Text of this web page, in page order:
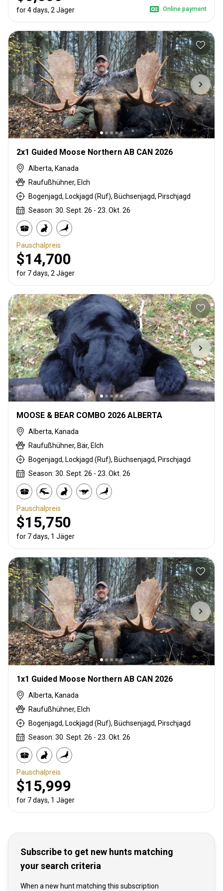
for 4 days, 2 Jäger Online payment
2x1 Guided Moose Northern AB CAN 2026
Alberta, Kanada
Raufußhühner, Elch
Bogenjagd, Lockjagd (Ruf), Büchsenjagd, Pirschjagd
Season: 30. Sept. 26 - 23. Okt. 26
Pauschalpreis
$14,700
for 7 days, 2 Jäger
MOOSE & BEAR COMBO 2026 ALBERTA
Alberta, Kanada
Raufußhühner, Bär, Elch
Bogenjagd, Lockjagd (Ruf), Büchsenjagd, Pirschjagd
Season: 30. Sept. 26 - 23. Okt. 26
Pauschalpreis
$15,750
for 7 days, 1 Jäger
1x1 Guided Moose Northern AB CAN 2026
Alberta, Kanada
Raufußhühner, Elch
Bogenjagd, Lockjagd (Ruf), Büchsenjagd, Pirschjagd
Season: 30. Sept. 26 - 23. Okt. 26
Pauschalpreis
$15,999
for 7 days, 1 Jäger
Subscribe to get new hunts matching
your search criteria
When a new hunt matching this subscription